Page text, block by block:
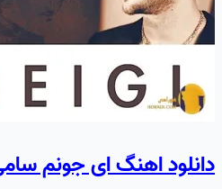
دانلود اهنگ ای جونم